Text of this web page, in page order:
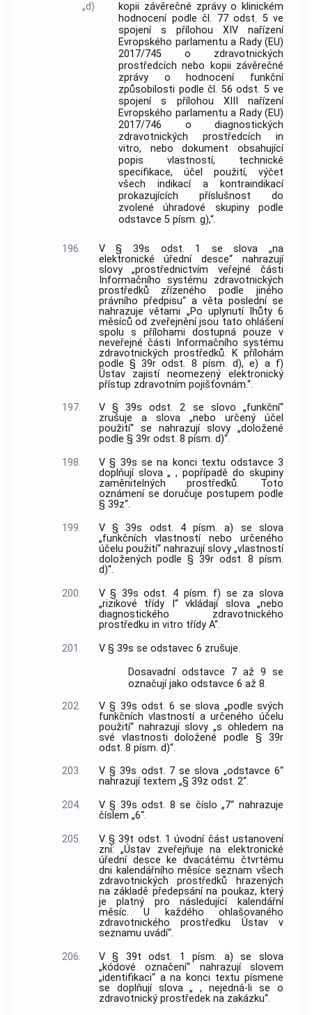
„d)
kopii závěrečné zprávy o klinickém
hodnocení podle čl. 77 odst. 5 ve
spojení s přílohou XIV nařízení
Evropského parlamentu a Rady (EU)
2017/745 o zdravotnických
prostředcích nebo kopii závěrečné
zprávy o hodnocení funkční
způsobilosti podle čl. 56 odst. 5 ve
spojení s přílohou XIII nařízení
Evropského parlamentu a Rady (EU)
2017/746 o diagnostických
zdravotnických prostředcích in
vitro, nebo dokument obsahující
popis vlastností, technické
specifikace, účel použití, výčet
všech indikací a kontraindikací
prokazujících příslušnost do
zvolené úhradové skupiny podle
odstavce 5 písm. g),“.
196.
V § 39s odst. 1 se slova „na
elektronické úřední desce“ nahrazují
slovy „prostřednictvím veřejné části
Informačního systému zdravotnických
prostředků zřízeného podle jiného
právního předpisu“ a věta poslední se
nahrazuje větami „Po uplynutí lhůty 6
měsíců od zveřejnění jsou tato ohlášení
spolu s přílohami dostupná pouze v
neveřejné části Informačního systému
zdravotnických prostředků. K přílohám
podle § 39r odst. 8 písm. d), e) a f)
Ústav zajistí neomezený elektronický
přístup zdravotním pojišťovnám.“.
197.
V § 39s odst. 2 se slovo „funkční“
zrušuje a slova „nebo určený účel
použití“ se nahrazují slovy „doložené
podle § 39r odst. 8 písm. d)“.
198.
V § 39s se na konci textu odstavce 3
doplňují slova „ , popřípadě do skupiny
zaměnitelných prostředků. Toto
oznámení se doručuje postupem podle
§ 39z“.
199.
V § 39s odst. 4 písm. a) se slova
„funkčních vlastností nebo určeného
účelu použití“ nahrazují slovy „vlastností
doložených podle § 39r odst. 8 písm.
d)“.
200.
V § 39s odst. 4 písm. f) se za slova
„rizikové třídy I“ vkládají slova „nebo
diagnostického zdravotnického
prostředku in vitro třídy A“.
201.
V § 39s se odstavec 6 zrušuje.
Dosavadní odstavce 7 až 9 se
označují jako odstavce 6 až 8.
202.
V § 39s odst. 6 se slova „podle svých
funkčních vlastností a určeného účelu
použití“ nahrazují slovy „s ohledem na
své vlastnosti doložené podle § 39r
odst. 8 písm. d)“.
203.
V § 39s odst. 7 se slova „odstavce 6“
nahrazují textem „§ 39z odst. 2“.
204.
V § 39s odst. 8 se číslo „7“ nahrazuje
číslem „6“.
205.
V § 39t odst. 1 úvodní část ustanovení
zní: „Ústav zveřejňuje na elektronické
úřední desce ke dvacátému čtvrtému
dni kalendářního měsíce seznam všech
zdravotnických prostředků hrazených
na základě předepsání na poukaz, který
je platný pro následující kalendářní
měsíc. U každého ohlašovaného
zdravotnického prostředku Ústav v
seznamu uvádí“.
206.
V § 39t odst. 1 písm. a) se slova
„kódové označení“ nahrazují slovem
„identifikaci“ a na konci textu písmene
se doplňují slova „ , nejedná-li se o
zdravotnický prostředek na zakázku“.